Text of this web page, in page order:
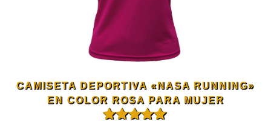
opciones
se
pueden
CAMISETA DEPORTIVA «NASA RUNNING»
EN COLOR ROSA PARA MUJER